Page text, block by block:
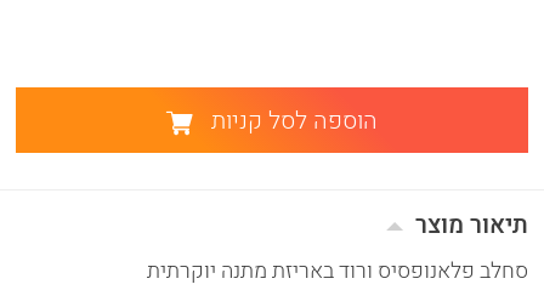
הוספה לסל קניות
תיאור מוצר
סחלב פלאנופסיס ורוד באריזת מתנה יוקרתית